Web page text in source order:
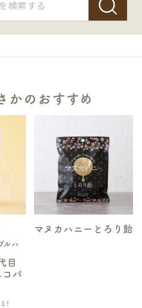
かのおすすめ
ルハ
目
パ
！
マヌカハニーとろり飴